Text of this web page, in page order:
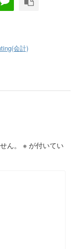
会計)
ん。 ※ が付いてい